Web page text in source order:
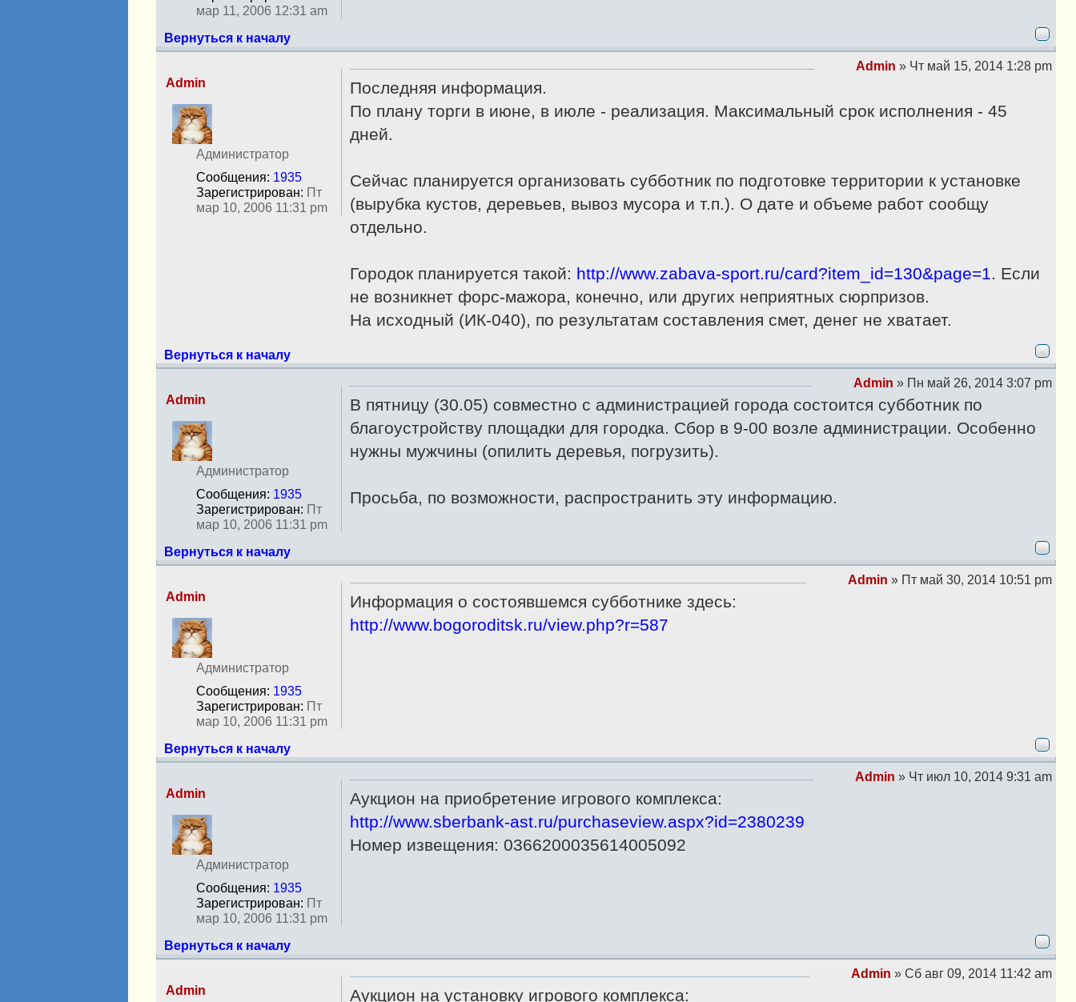
мар 11, 2006 12:31 am
Вернуться к началу
Admin
Н
е
в
Администратор
Сообщения: 1935
Зарегистрирован: Пт
мар 10, 2006 11:31 pm
о
и
е
Admin » Чт май 15, 2014 1:28 pm
Последняя информация.
По плану торги в июне, в июле - реализация. Максимальный срок исполнения - 45
дней.
Сейчас планируется организовать субботник по подготовке территории к установке
(вырубка кустов, деревьев, вывоз мусора и т.п.). О дате и объеме работ сообщу
отдельно.
Городок планируется такой: http://www.zabava-sport.ru/card?item_id=130&page=1. Если
не возникнет форс-мажора, конечно, или других неприятных сюрпризов.
На исходный (ИК-040), по результатам составления смет, денег не хватает.
Вернуться к началу
Admin
Н
е
в
Администратор
Сообщения: 1935
Зарегистрирован: Пт
мар 10, 2006 11:31 pm
о
о
Admin » Пн май 26, 2014 3:07 pm
В пятницу (30.05) совместно с администрацией города состоится субботник по
благоустройству площадки для городка. Сбор в 9-00 возле администрации. Особенно
нужны мужчины (опилить деревья, погрузить).
Просьба, по возможности, распространить эту информацию.
Вернуться к началу
Admin
Н
е
в
Администратор
Сообщения: 1935
Зарегистрирован: Пт
мар 10, 2006 11:31 pm
Admin » Пт май 30, 2014 10:51 pm
Информация о состоявшемся субботнике здесь:
http://www.bogoroditsk.ru/view.php?r=587
Вернуться к началу
Admin
Н
е
в
Администратор
Сообщения: 1935
Зарегистрирован: Пт
мар 10, 2006 11:31 pm
Admin » Чт июл 10, 2014 9:31 am
Аукцион на приобретение игрового комплекса:
http://www.sberbank-ast.ru/purchaseview.aspx?id=2380239
Номер извещения: 0366200035614005092
Вернуться к началу
Admin
Admin » Сб авг 09, 2014 11:42 am
Аукцион на установку игрового комплекса: